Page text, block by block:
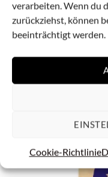
verarbeiten. Wenn du
zurückziehst, können
beeinträchtigt werden.
Cookie-Richtlinie
B2B ZUBEHÖR
Schaerer Wasserfilter
32,00€ *